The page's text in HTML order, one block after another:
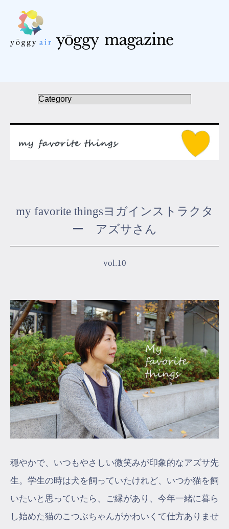
インストラクター一覧
yoggy mommy
会員規約について
クラス参加にあたっての同意書
特定商取引にかかわる表示
プライバシーポリシー
my favorite thingsヨガインストラクタ
ー アズサさん
vol.10
穏やかで、いつもやさしい微笑みが印象的なアズサ先
生。学生の時は犬を飼っていたけれど、いつか猫を飼
いたいと思っていたら、ご縁があり、今年一緒に暮ら
し始めた猫のこつぶちゃんがかわいくて仕方ありませ